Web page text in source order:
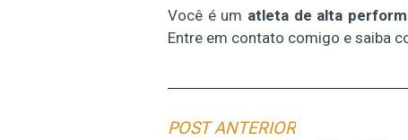
Você é um atleta de alta
Entre em contato comigo e saiba
POST ANTERIOR